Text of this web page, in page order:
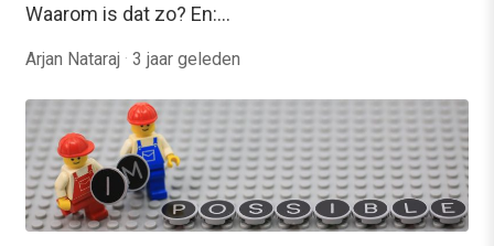
Waarom is dat zo? En:…
Arjan Nataraj · 3 jaar geleden